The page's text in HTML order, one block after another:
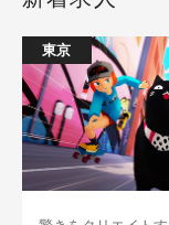
東京